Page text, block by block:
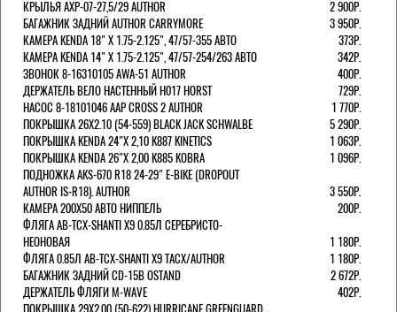
КРЫЛЬЯ AXP-07-27,5/29 AUTHOR
2 900Р.
БАГАЖНИК ЗАДНИЙ AUTHOR CARRYMORE
3 950Р.
КАМЕРА KENDA 18" Х 1.75-2.125", 47/57-355 АВТО
373Р.
КАМЕРА KENDA 14" Х 1.75-2.125", 47/57-254/263 АВТО
342Р.
ЗВОНОК 8-16310105 AWA-51 AUTHOR
400Р.
ДЕРЖАТЕЛЬ ВЕЛО НАСТЕННЫЙ H017 HORST
729Р.
НАСОС 8-18101046 AAP CROSS 2 AUTHOR
1 770Р.
ПОКРЫШКА 26X2.10 (54-559) BLACK JACK SCHWALBE
5 290Р.
ПОКРЫШКА KENDA 24"Х 2,10 K887 KINETICS
1 063Р.
ПОКРЫШКА KENDA 26"Х 2,00 K885 KOBRA
1 096Р.
ПОДНОЖКА AKS-670 R18 24-29" E-BIKE (DROPOUT
AUTHOR IS-R18). AUTHOR
3 550Р.
КАМЕРА 200Х50 АВТО НИППЕЛЬ
200Р.
ФЛЯГА AB-TCX-SHANTI X9 0.85Л СЕРЕБРИСТО-
НЕОНОВАЯ
1 180Р.
ФЛЯГА 0.85Л AB-TCX-SHANTI X9 TACX/AUTHOR
1 180Р.
БАГАЖНИК ЗАДНИЙ CD-15B OSTAND
2 672Р.
ДЕРЖАТЕЛЬ ФЛЯГИ M-WAVE
402Р.
ПОКРЫШКА 29X2.00 (50-622) HURRICANE GREENGUARD.